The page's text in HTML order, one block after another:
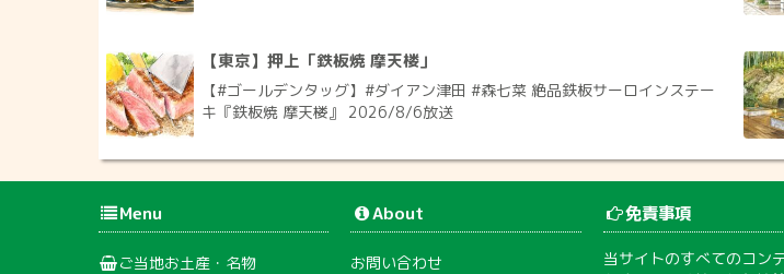
【東京】押上「鉄板焼 摩天楼」
【#ゴールデンタッグ】#ダイアン津田 #森七菜 絶品鉄板サーロインステー
キ『鉄板焼 摩天楼』 2026/8/6放送
Menu
ご当地お土産・名物
About
お問い合わせ
免責事項
当サイトのすべてのコン